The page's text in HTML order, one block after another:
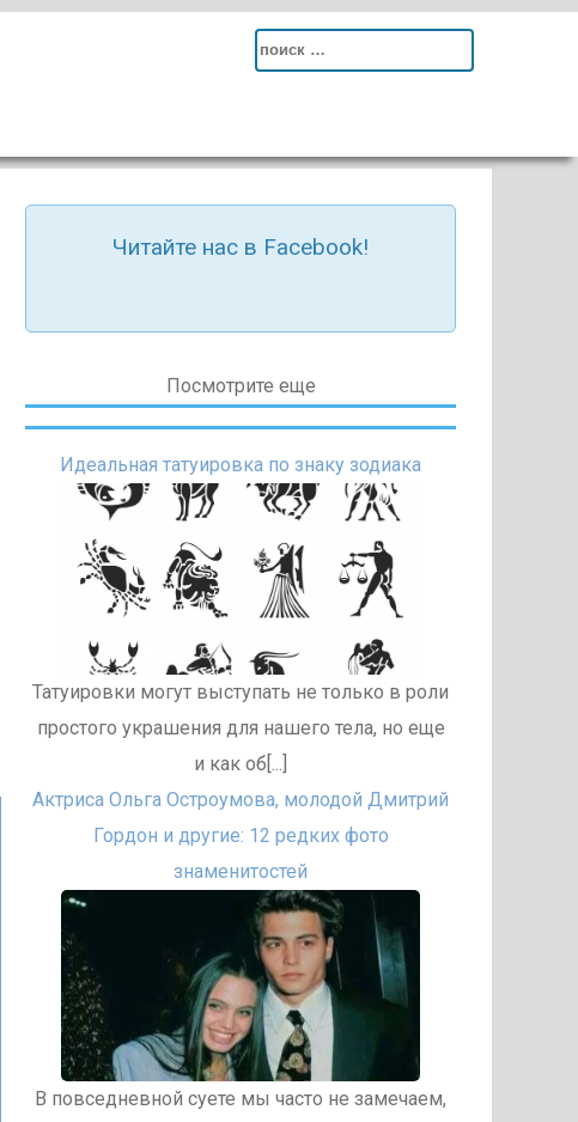
Search
Читайте нас в Facebook!
Посмотрите еще
Идеальная татуировка по знаку зодиака
Татуировки могут выступать не только в роли
простого украшения для нашего тела, но еще
и как об[...]
Актриса Ольга Остроумова, молодой Дмитрий
Гордон и другие: 12 редких фото
знаменитостей
В повседневной суете мы часто не замечаем,